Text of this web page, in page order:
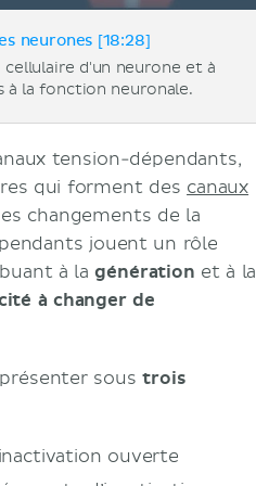
neurones [18:28]
d'un neurone et à
à la fonction neuronale.
tension-dépendants,
qui forment des canaux
changements de la
jouent un rôle
à lagénération et à la
à changer de
soustrois
ouverte